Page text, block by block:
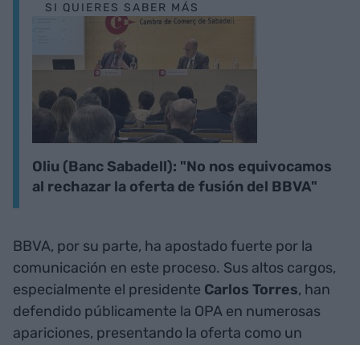
SI QUIERES SABER MÁS
Oliu (Banc Sabadell): "No nos equivocamos
al rechazar la oferta de fusión del BBVA"
BBVA, por su parte, ha apostado fuerte por la
comunicación en este proceso. Sus altos cargos,
especialmente el presidente Carlos Torres, han
defendido públicamente la OPA en numerosas
apariciones, presentando la oferta como un